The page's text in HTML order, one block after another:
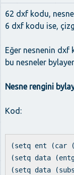
62 dxf kodu,
6 dxf kodu ise,
Eğer nesnenin dxf
bu nesneler
Nesne rengini
Kod:
(setq ent (car
(setq data
(setq data